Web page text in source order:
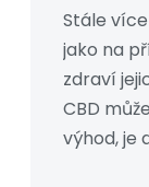
Stále
jako na
zdraví
CBD
výhod, je